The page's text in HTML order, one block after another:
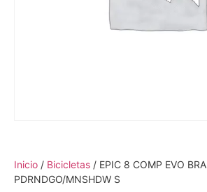
Inicio / Bicicletas / EPIC 8 COMP EVO BRA
PDRNDGO/MNSHDW S